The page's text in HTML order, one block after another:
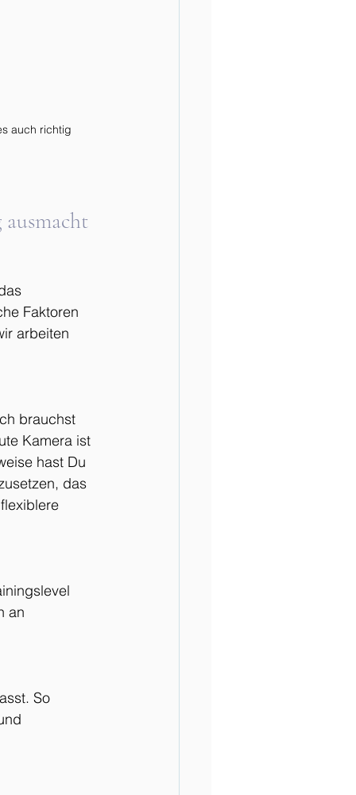
auch richtig
Faktoren
arbeiten
brauchst
Kamera ist
hast Du
das
an
So